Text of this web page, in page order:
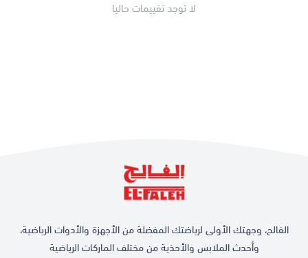
لا توجد تقييمات حاليا
الفالح، وجهتك الأولى لرياضتك المفضلة من الأجهزة والأدوات الرياضية،
وأحدث الملابس والأحذية من مختلف الماركات الرياضية